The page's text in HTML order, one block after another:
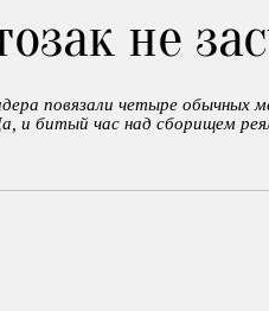
не
повязали четыре обычных
и битый час над сборищем